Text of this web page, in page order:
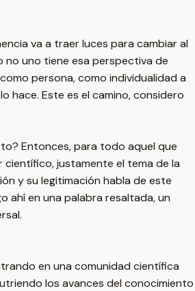
va a traer luces para cambiar al
uno tiene esa perspectiva de
persona, como individualidad a
hace. Este es el camino, considero
Entonces, para todo aquel que
científico, justamente el tema de la
y su legitimación habla de este
ahí en una palabra resaltada, un
en una comunidad científica
los avances del conocimiento